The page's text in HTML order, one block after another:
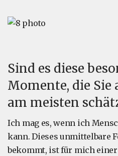
Sind es diese
Momente, die
am meisten
Ich mag es, wenn ich
kann. Dieses unmittelbare
bekommt, ist für mich